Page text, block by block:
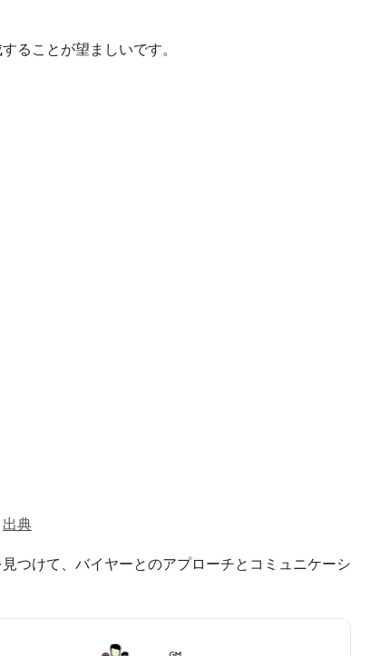
ることが望ましいです。
出典
つけて、バイヤーとのアプローチとコミュニケーシ